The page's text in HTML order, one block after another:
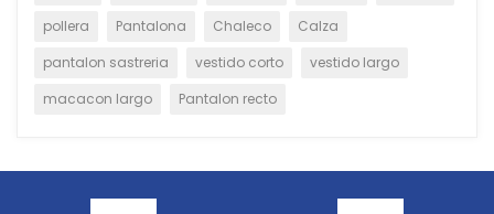
pollera
Pantalona Chaleco
Calza
pantalon sastreria
vestido corto
vestido largo
macacon largo
Pantalon recto